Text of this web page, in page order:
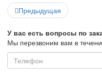
Предыдущая
У вас есть вопросы по
Мы перезвоним вам в